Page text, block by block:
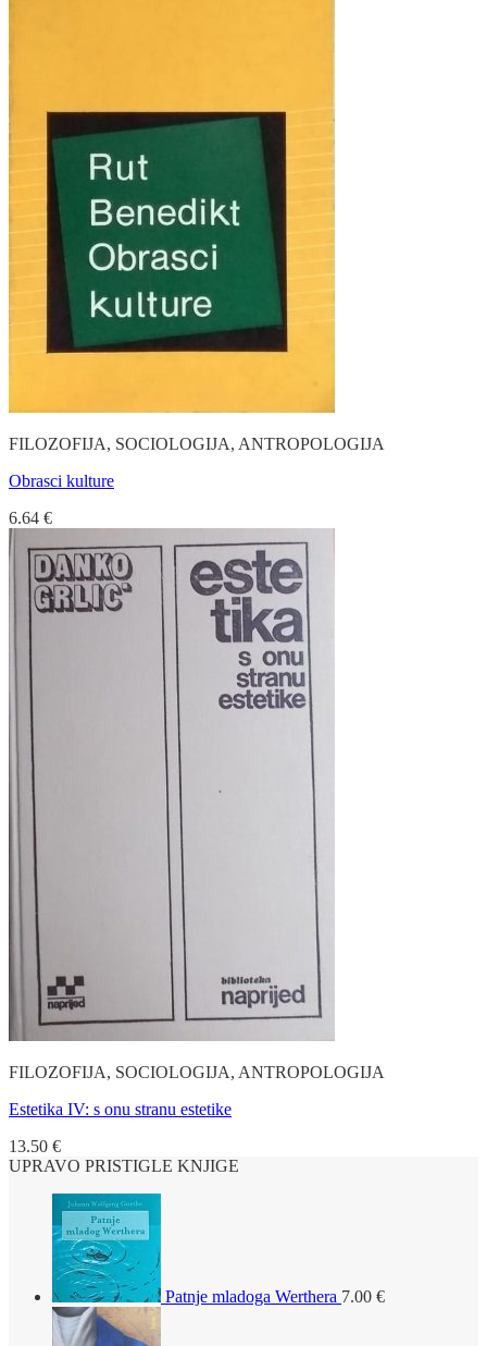
FILOZOFIJA, SOCIOLOGIJA, ANTROPOLOGIJA
Obrasci kulture
6.64 €
FILOZOFIJA, SOCIOLOGIJA, ANTROPOLOGIJA
Estetika IV: s onu stranu estetike
13.50 €
UPRAVO PRISTIGLE KNJIGE
Patnje mladoga Werthera 7.00 €